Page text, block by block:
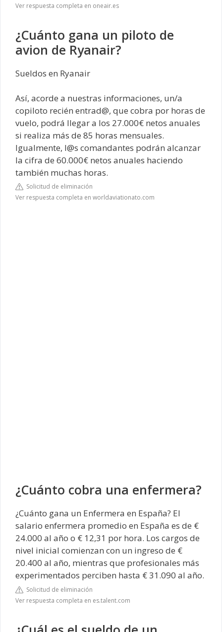
Ver respuesta completa en oneair.es
¿Cuánto gana un piloto de
avion de Ryanair?
Sueldos en Ryanair
Así, acorde a nuestras informaciones, un/a
copiloto recién entrad@, que cobra por horas de
vuelo, podrá llegar a los 27.000€ netos anuales
si realiza más de 85 horas mensuales.
Igualmente, l@s comandantes podrán alcanzar
la cifra de 60.000€ netos anuales haciendo
también muchas horas.
Solicitud de eliminación
Ver respuesta completa en worldaviationato.com
¿Cuánto cobra una enfermera?
¿Cuánto gana un Enfermera en España? El
salario enfermera promedio en España es de €
24.000 al año o € 12,31 por hora. Los cargos de
nivel inicial comienzan con un ingreso de €
20.400 al año, mientras que profesionales más
experimentados perciben hasta € 31.090 al año.
Solicitud de eliminación
Ver respuesta completa en es.talent.com